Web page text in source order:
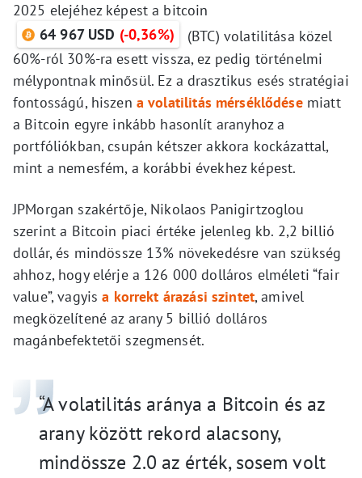
2025 elejéhez képest a bitcoin
64 967 USD (-0,36%)
(BTC) volatilitása közel
60%-ról 30%-ra esett vissza, ez pedig történelmi
mélypontnak minősül. Ez a drasztikus esés stratégiai
fontosságú, hiszen a volatilitás mérséklődésemiatt
a Bitcoin egyre inkább hasonlít aranyhoz a
portfóliókban, csupán kétszer akkora kockázattal,
mint a nemesfém, a korábbi évekhez képest.
JPMorgan szakértője, Nikolaos Panigirtzoglou
szerint a Bitcoin piaci értéke jelenleg kb. 2,2 billió
dollár, és mindössze 13% növekedésre van szükség
ahhoz, hogy elérje a 126 000 dolláros elméleti “fair
value”, vagyisa korrekt árazási szintet, amivel
megközelítené az arany 5 billió dolláros
magánbefektetői szegmensét.
“A volatilitás aránya a Bitcoin és az
arany között rekord alacsony,
mindössze 2.0 az érték, sosem volt